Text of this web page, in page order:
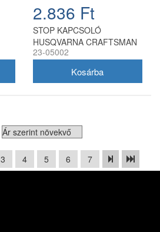
2.836 Ft
STOP KAPCSOLÓ
HUSQVARNA CRAFTSMAN
23-05002
3 4 5 6 7